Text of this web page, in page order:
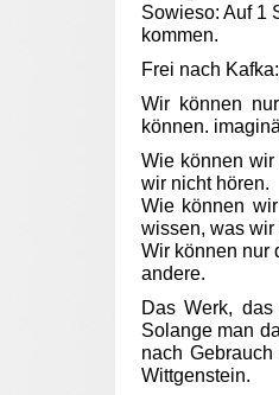
Sowieso: Auf 1
kommen.
Frei nach
Wir können
können.
Wie können
wir nicht hören.
Wie können
wissen, was wir
Wir können nur
andere.
Das Werk,
Solange man
nach
Wittgenstein.